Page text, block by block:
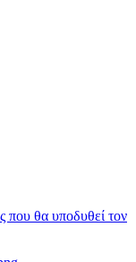
που θα υποδυθεί τον